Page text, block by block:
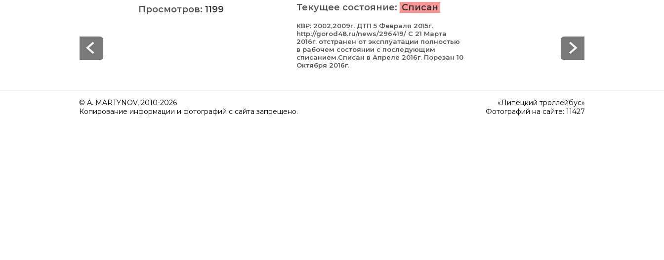
Просмотров: 1199
Текущее состояние: Списан
КВР: 2002,2009г. ДТП 5 Февраля 2015г.
http://gorod48.ru/news/296419/ С 21 Марта
2016г. отстранен от эксплуатации полностью
в рабочем состоянии с последующим
списанием.Списан в Апреле 2016г. Порезан 10
Октября 2016г.
© A. MARTYNOV, 2010-2026
Копирование информации и фотографий с сайта запрещено.
«Липецкий троллейбус»
Фотографий на сайте: 11427